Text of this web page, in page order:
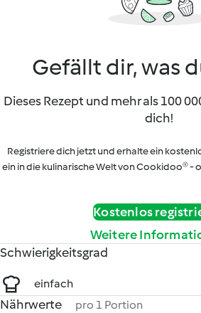
Gefällt dir, was
Dieses Rezept und mehr als 100
dich!
Registriere dich jetzt und erhalte ein
ein in die kulinarische Welt von Cookidoo® -
Kostenlos
Weitere
Schwierigkeitsgrad
einfach
Nährwerte pro 1 Portion